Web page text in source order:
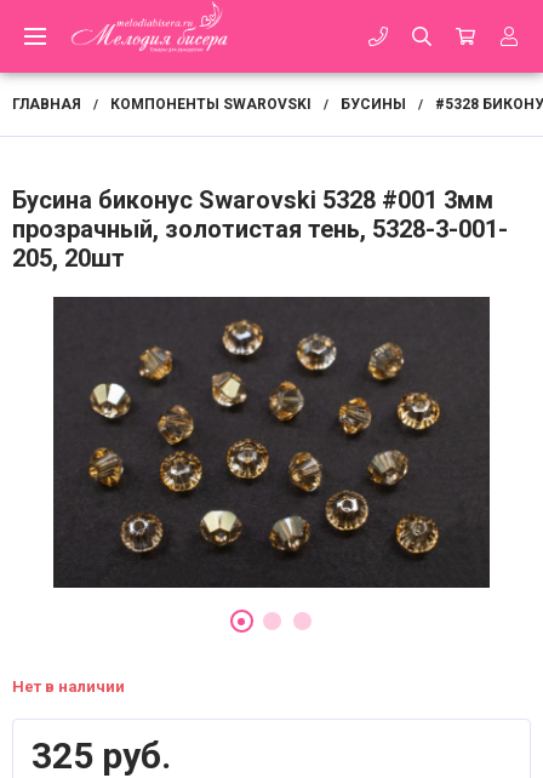
ГЛАВНАЯ / КОМПОНЕНТЫ SWAROVSKI / БУСИНЫ / #5328
Бусина биконус Swarovski 5328 #001 3мм
прозрачный, золотистая тень, 5328-3-001-
205, 20шт
Нет в наличии
325 руб.